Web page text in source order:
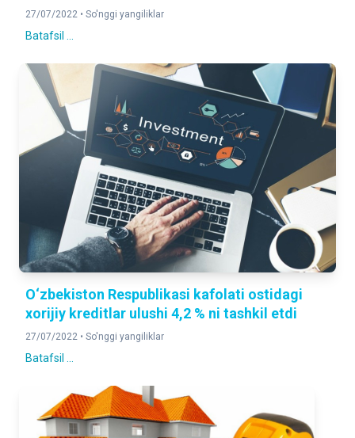
27/07/2022 • So'nggi yangiliklar
Batafsil ...
O‘zbekiston Respublikasi kafolati ostidagi
xorijiy kreditlar ulushi 4,2 % ni tashkil etdi
27/07/2022 • So'nggi yangiliklar
Batafsil ...